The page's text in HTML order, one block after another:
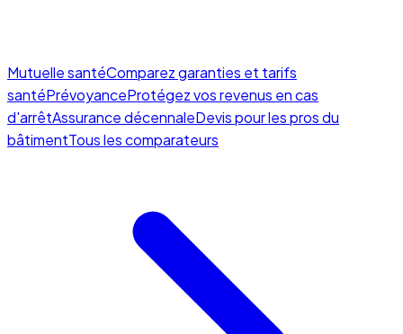
Mutuelle santéComparez garanties et tarifs
santéPrévoyanceProtégez vos revenus en cas
d'arrêtAssurance décennaleDevis pour les pros du
bâtimentTous les comparateurs